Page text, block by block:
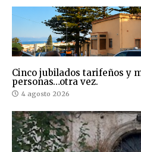
Cinco jubilados tarifeños y
personas…otra vez.
4 agosto 2026